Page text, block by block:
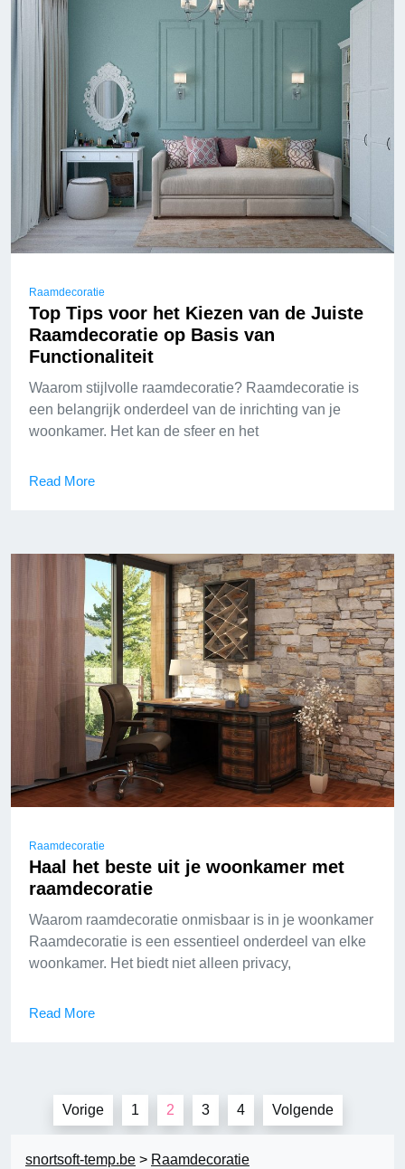
Raamdecoratie
Top Tips voor het Kiezen van de Juiste
Raamdecoratie op Basis van
Functionaliteit
Waarom stijlvolle raamdecoratie? Raamdecoratie is
een belangrijk onderdeel van de inrichting van je
woonkamer. Het kan de sfeer en het
Read More
Raamdecoratie
Haal het beste uit je woonkamer met
raamdecoratie
Waarom raamdecoratie onmisbaar is in je woonkamer
Raamdecoratie is een essentieel onderdeel van elke
woonkamer. Het biedt niet alleen privacy,
Read More
Berichten
paginering
Vorige 1 2 3 4 Volgende
snortsoft-temp.be > Raamdecoratie